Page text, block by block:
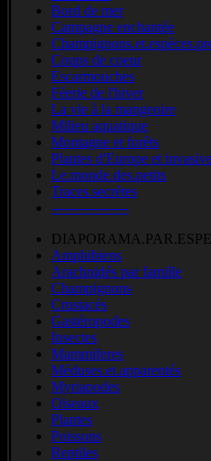
Bord de mer
Campagne enchantée
Coups de coeur
Escarmouches
Féerie de l'hiver
La vie à la mangeoire
Milieu aquatique
Montagne et forêts
Plantes d'Europe et
Le.monde.des.petits
Traces.secrètes
-----------------
Amphibiens
Arachnidés par famille
Champignons
Crustacés
Gastéropodes
Insectes
Mammiferes
Méduses.et.apparentés
Myriapodes
Oiseaux
Plantes
Poissons
Reptiles